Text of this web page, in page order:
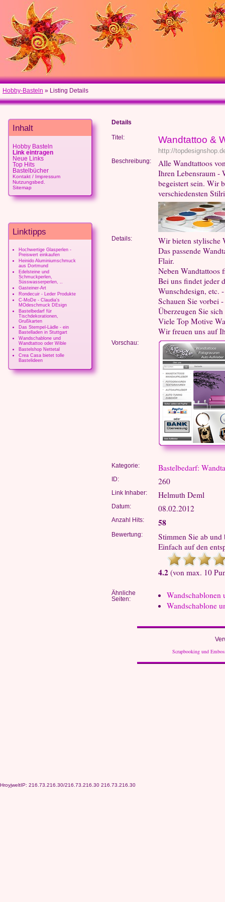
Details
Titel: Wandtattoo &
http://
Beschreibung:
Alle Wandtattoos
Ihren Lebensraum -
begeistert sein. Wir
verschiedensten
Details:
Wir bieten stylische
Das passende
Flair.
Neben Wandtattoos
Bei uns findet jeder
Wunschdesign, etc.
Schauen Sie vorbei
Überzeugen Sie
Viele Top Motive
Wir freuen uns auf
Vorschau:
Kategorie: Bastelbedarf:
ID: 260
Link Inhaber: Helmuth Deml
Datum: 08.02.2012
Anzahl Hits: 58
Bewertung:
Stimmen Sie ab und
Einfach auf den
4.2 (von max. 10
Ähnliche
Seiten:
Wandschablonen
Wandschablone
Scrapbooking und
Inhalt
Hobby Basteln
Link eintragen
Neue Links
Top Hits
Bastelbücher
Kontakt / Impressum
Nutzungsbed.
Sitemap
Linktipps
Hochwertige Glasperlen -
Preiswert einkaufen
Heinido Aluminiumschmuck
aus Dortmund
Edelsteine und
Schmuckperlen,
Süsswasserperlen, ..
Gasteiner-Art
Rondecuir - Leder Produkte
C-MoDe - Claudia's
MOdeschmuck DEsign
Bastelbedarf für
Tischdekorationen,
Grußkarten
Das Stempel-Lädle - ein
Bastelladen in Stuttgart
Wandschablone und
Wandtattoo oder Wible
Bastelshop Nettetal
Crea Casa bietet tolle
Bastelideen
Hobby-Basteln » Listing Details
HroyjweltIP: 216.73.216.30/216.73.216.30 216.73.216.30